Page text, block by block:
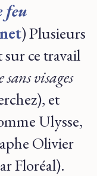
feu
) Plusieurs
ce travail
visages
et
Ulysse,
Olivier
Floréal).